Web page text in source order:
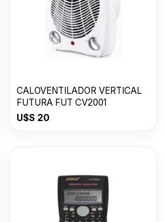
CALOVENTILADOR VERTICAL
FUTURA FUT CV2001
U$S 20